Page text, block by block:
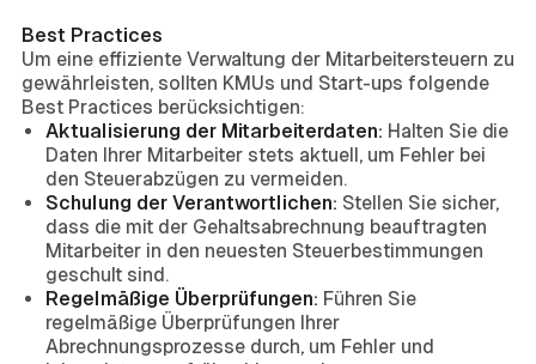
Best Practices
Um eine effiziente Verwaltung der Mitarbeitersteuern zu
gewährleisten, sollten KMUs und Start-ups folgende
Best Practices berücksichtigen:
Aktualisierung der Mitarbeiterdaten: Halten Sie die
Daten Ihrer Mitarbeiter stets aktuell, um Fehler bei
den Steuerabzügen zu vermeiden.
Schulung der Verantwortlichen: Stellen Sie sicher,
dass die mit der Gehaltsabrechnung beauftragten
Mitarbeiter in den neuesten Steuerbestimmungen
geschult sind.
Regelmäßige Überprüfungen: Führen Sie
regelmäßige Überprüfungen Ihrer
Abrechnungsprozesse durch, um Fehler und